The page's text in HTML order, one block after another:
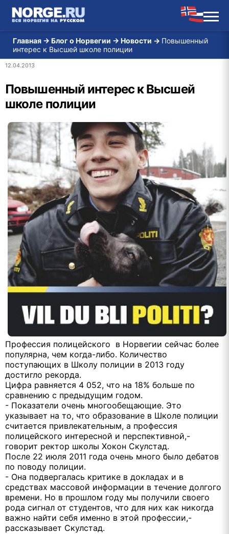
Главная → Блог о Норвегии → Новости → Повышенный
интерес к Высшей школе полиции
12.04.2013
Повышенный интерес к Высшей
школе полиции
Профессия полицейского в Норвегии сейчас более
популярна, чем когда-либо. Количество
поступающих в Школу полиции в 2013 году
достигло рекорда.
Цифра равняется 4 052, что на 18% больше по
сравнению с предыдущим годом.
- Показатели очень многообещающие. Это
указывает на то, что образование в Школе полиции
считается привлекательным, а профессия
полицейского интересной и перспективной,-
говорит ректор школы Хокон Скулстад.
После 22 июля 2011 года очень много было дебатов
по поводу полиции.
- Она подвергалась критике в докладах и в
средствах массовой информации в течение долгого
времени. Но в прошлом году мы получили своего
рода сигнал от студентов, что для них как никогда
важно найти себя именно в этой профессии,-
рассказывает Скулстад.